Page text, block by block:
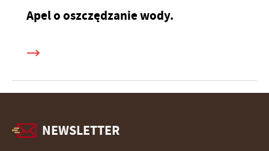
Apel o oszczędzanie wody.
NEWSLETTER